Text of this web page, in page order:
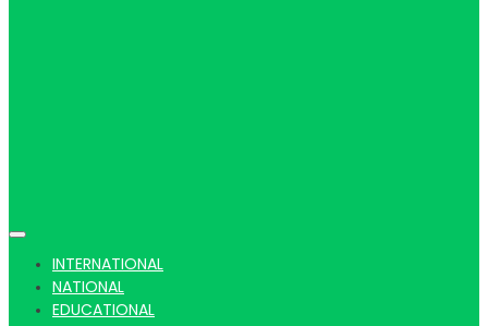
INTERNATIONAL
NATIONAL
EDUCATIONAL